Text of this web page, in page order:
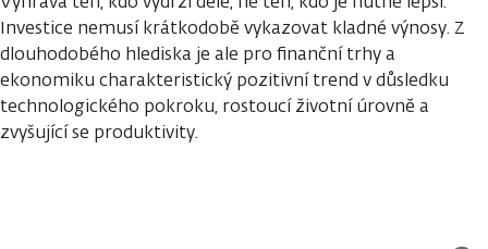
Investice nemusí krátkodobě vykazovat kladné výnosy. Z
dlouhodobého hlediska je ale pro finanční trhy a
ekonomiku charakteristický pozitivní trend v důsledku
technologického pokroku, rostoucí životní úrovně a
zvyšující se produktivity.